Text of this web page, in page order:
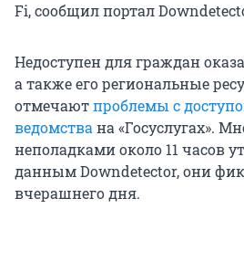
Fi, сообщил портал
Недоступен для граждан
а также его региональные
отмечаютпроблемы с
ведомствана «Госуслугах».
неполадками около 11 часов
данным Downdetector, они
вчерашнего дня.